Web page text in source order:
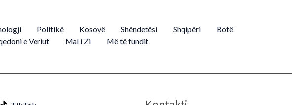
Politikë Kosovë Shëndetësi Shqipëri
Botë
e Veriut
Mal i Zi Më të fundit